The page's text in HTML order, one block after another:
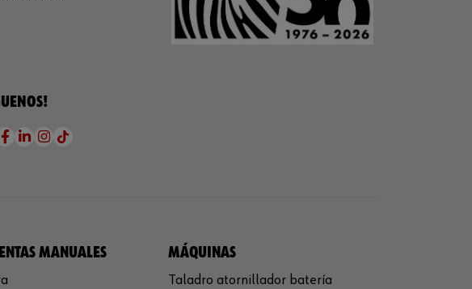
MANUALES MÁQUINAS
Taladro atornillador batería